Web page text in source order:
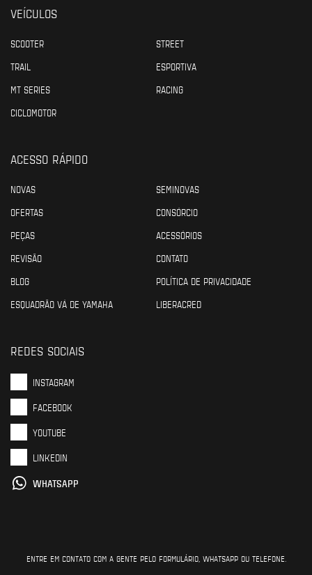
VEÍCULOS
SCOOTER
STREET
TRAIL
ESPORTIVA
MT SERIES
RACING
CICLOMOTOR
ACESSO RÁPIDO
NOVAS
SEMINOVAS
OFERTAS
CONSÓRCIO
PEÇAS
ACESSÓRIOS
REVISÃO
CONTATO
BLOG
POLÍTICA DE PRIVACIDADE
ESQUADRÃO VÁ DE YAMAHA
LIBERACRED
REDES SOCIAIS
INSTAGRAM
FACEBOOK
YOUTUBE
LINKEDIN
WHATSAPP
ENTRE EM CONTATO COM A GENTE PELO FORMULÁRIO, WHATSAPP OU TELEFONE.